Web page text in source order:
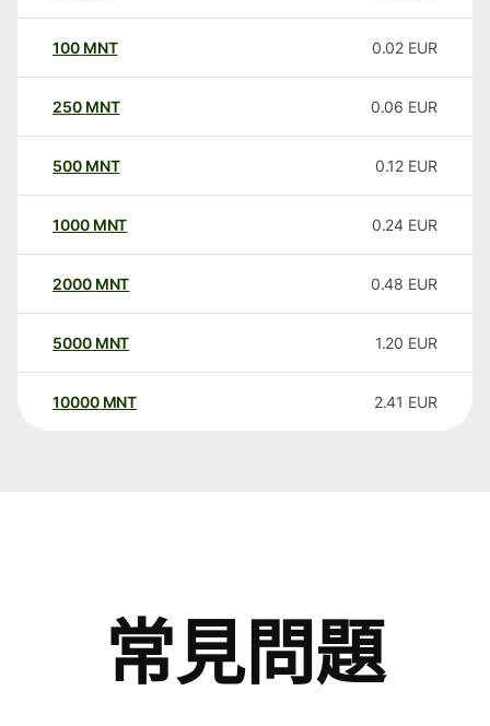
100 MNT 0.02 EUR
250 MNT 0.06 EUR
500 MNT 0.12 EUR
1000 MNT 0.24 EUR
2000 MNT 0.48 EUR
5000 MNT 1.20 EUR
10000 MNT 2.41 EUR
常見問題